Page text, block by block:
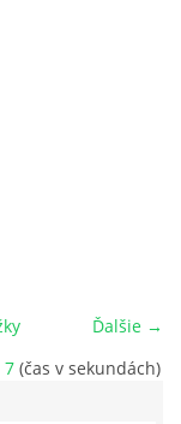
Ďalšie →
7(čas v sekundách)